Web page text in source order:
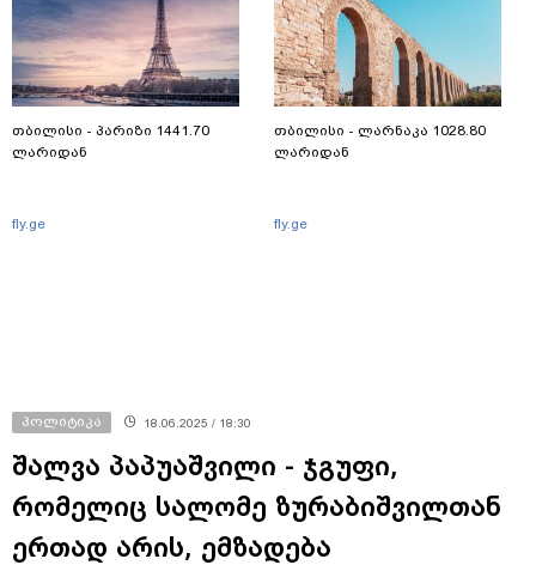
თბილისი - პარიზი 1441.70
ლარიდან
fly.ge
თბილისი - ლარნაკა 1028.80
ლარიდან
fly.ge
პოლიტიკა 18.06.2025 / 18:30
შალვა პაპუაშვილი - ჯგუფი,
რომელიც სალომე ზურაბიშვილთან
ერთად არის, ემზადება